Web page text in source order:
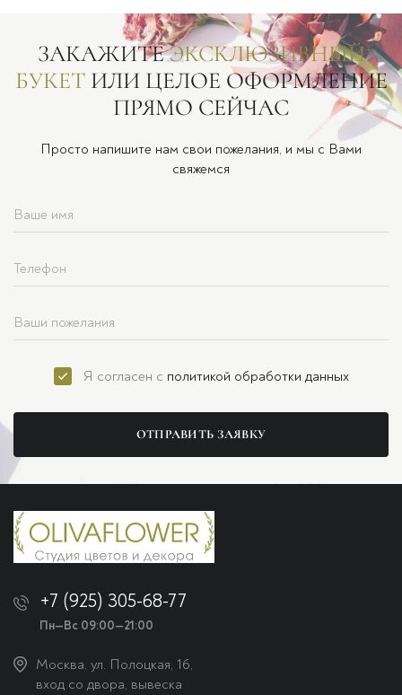
ЗАКАЖИТЕЭКСКЛЮЗИВНЫЙ
БУКЕТИЛИ ЦЕЛОЕ ОФОРМЛЕНИЕ
ПРЯМО СЕЙЧАС
Просто напишите нам свои пожелания, и мы с Вами
свяжемся
Я согласен с политикой обработки данных
ОТПРАВИТЬ ЗАЯВКУ
+7 (925) 305-68-77
Пн—Вс 09:00—21:00
Москва, ул. Полоцкая, 16,
вход со двора, вывеска